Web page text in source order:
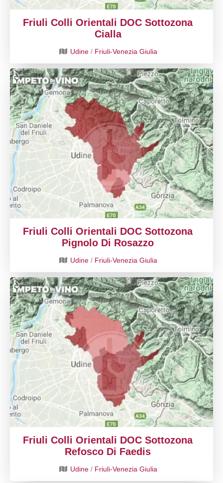
Friuli Colli Orientali DOC Sottozona
Cialla
Udine / Friuli-Venezia Giulia
Friuli Colli Orientali DOC Sottozona
Pignolo Di Rosazzo
Udine / Friuli-Venezia Giulia
Friuli Colli Orientali DOC Sottozona
Refosco Di Faedis
Udine / Friuli-Venezia Giulia